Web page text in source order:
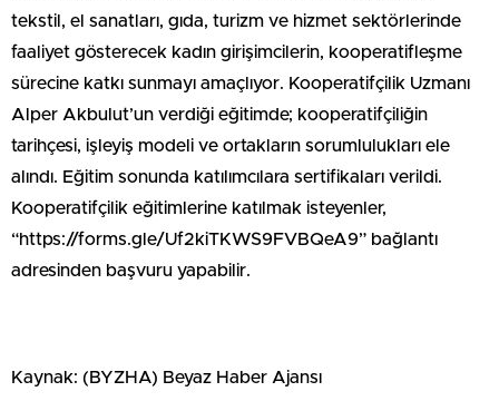
tekstil, el sanatları, gıda, turizm ve hizmet sektörlerinde
faaliyet gösterecek kadın girişimcilerin, kooperatifleşme
sürecine katkı sunmayı amaçlıyor. Kooperatifçilik Uzmanı
Alper Akbulut’un verdiği eğitimde; kooperatifçiliğin
tarihçesi, işleyiş modeli ve ortakların sorumlulukları ele
alındı. Eğitim sonunda katılımcılara sertifikaları verildi.
Kooperatifçilik eğitimlerine katılmak isteyenler,
“https://forms.gle/Uf2kiTKWS9FVBQeA9” bağlantı
adresinden başvuru yapabilir.
Kaynak: (BYZHA) Beyaz Haber Ajansı